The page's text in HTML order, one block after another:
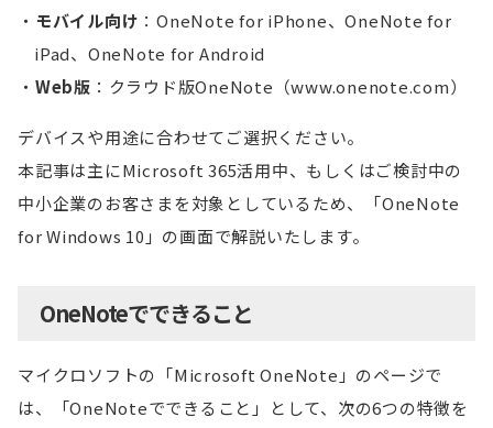
モバイル向け ：OneNote for iPhone、OneNote for
iPad、OneNote for Android
Web版 ：クラウド版OneNote（www.onenote.com）
デバイスや用途に合わせてご選択ください。
本記事は主にMicrosoft 365活用中、もしくはご検討中の
中小企業のお客さまを対象としているため、「OneNote
for Windows 10」の画面で解説いたします。
OneNoteでできること
マイクロソフトの「Microsoft OneNote」のページで
は、「OneNoteでできること」として、次の6つの特徴を